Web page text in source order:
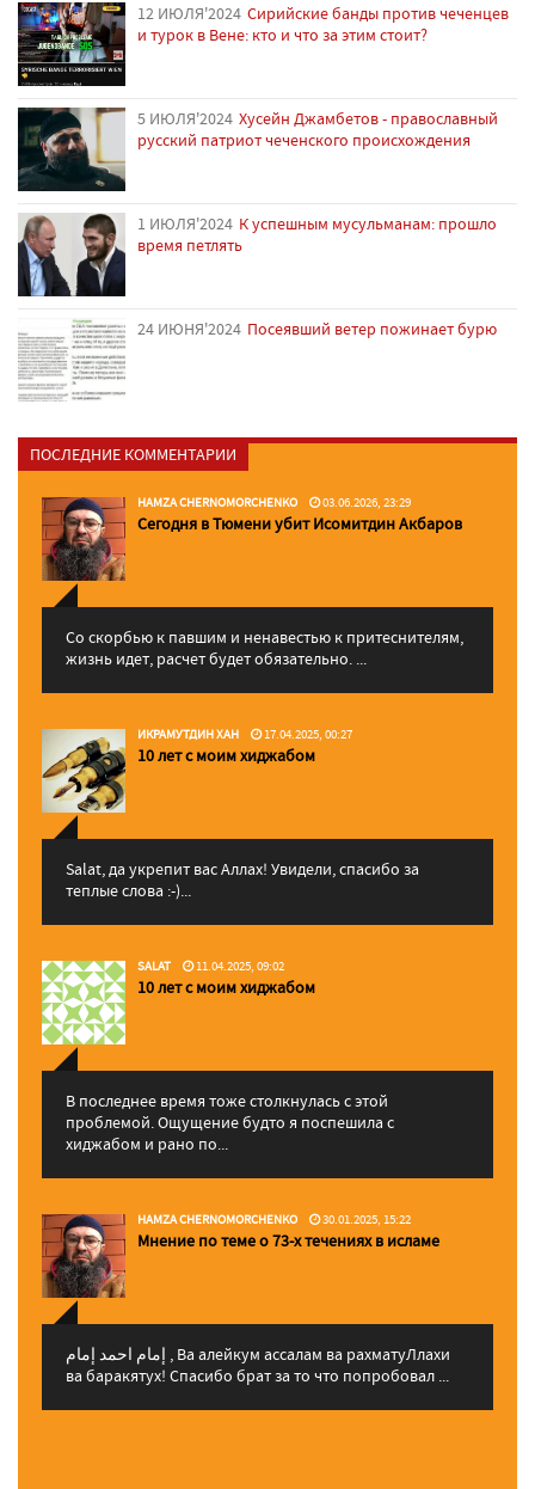
12 ИЮЛЯ'2024 Сирийские банды против чеченцев
и турок в Вене: кто и что за этим стоит?
5 ИЮЛЯ'2024 Хусейн Джамбетов - православный
русский патриот чеченского происхождения
1 ИЮЛЯ'2024 К успешным мусульманам: прошло
время петлять
24 ИЮНЯ'2024 Посеявший ветер пожинает бурю
ПОСЛЕДНИЕ КОММЕНТАРИИ
HAMZA CHERNOMORCHENKO 03.06.2026, 23:29
Сегодня в Тюмени убит Исомитдин Акбаров
Со скорбью к павшим и ненавестью к притеснителям,
жизнь идет, расчет будет обязательно. ...
ИКРАМУТДИН ХАН 17.04.2025, 00:27
10 лет с моим хиджабом
Salat, да укрепит вас Аллаx! Увидели, спасибо за
теплые слова :-)...
SALAT 11.04.2025, 09:02
10 лет с моим хиджабом
В последнее время тоже столкнулась с этой
проблемой. Ощущение будто я поспешила с
хиджабом и рано по...
HAMZA CHERNOMORCHENKO 30.01.2025, 15:22
Мнение по теме о 73-х течениях в исламе
إمام احمد إمام , Ва алейкум ассалам ва рахматуЛлахи
ва баракятух! Спасибо брат за то что попробовал ...